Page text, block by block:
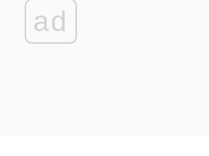
ad